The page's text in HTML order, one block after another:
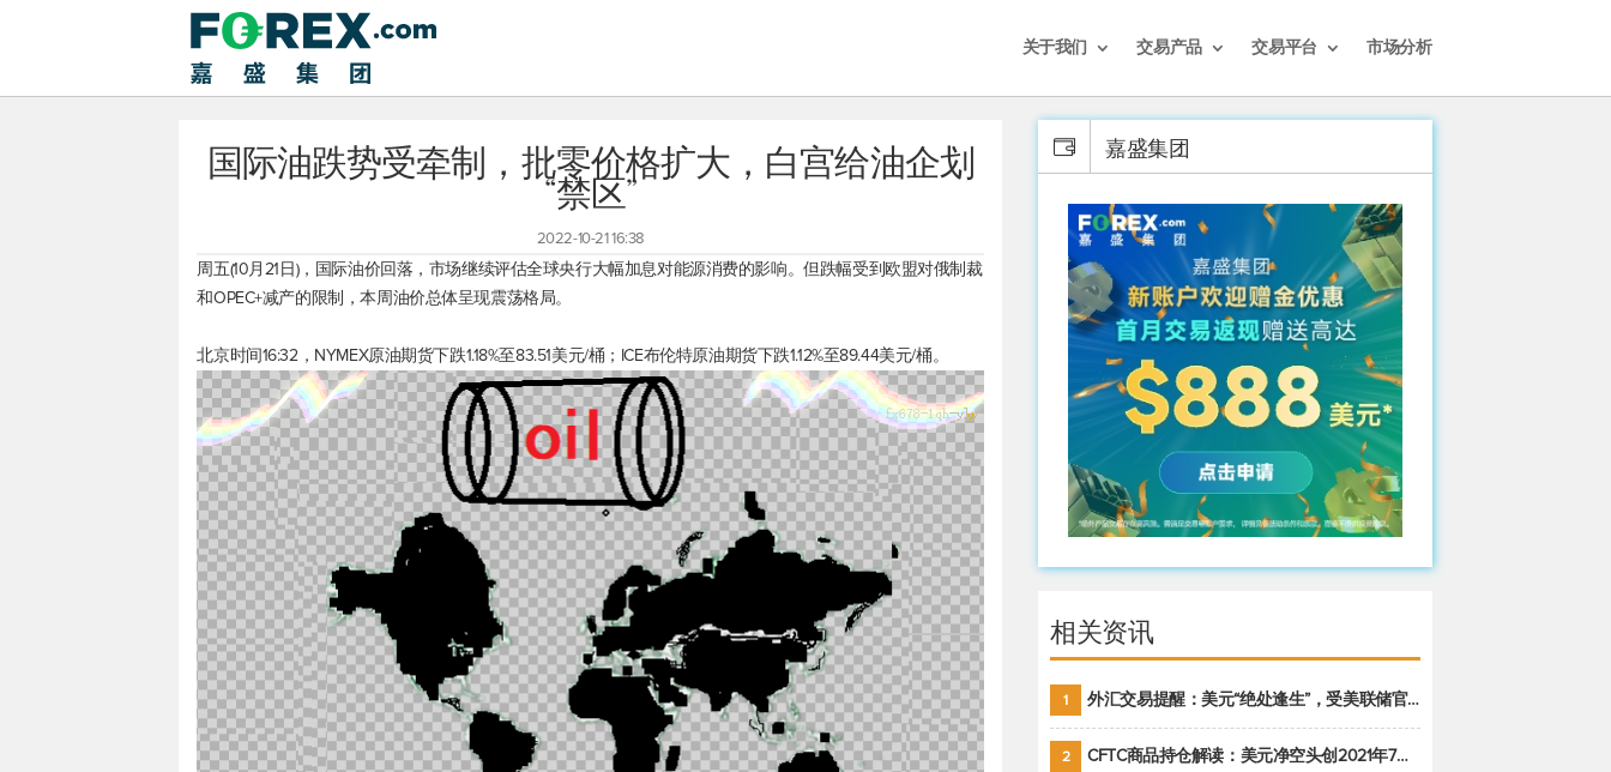
关于我们 交易产品 交易平台 市场分析
国际油跌势受牵制，批零价格扩大，白宫给油企划
“禁区”
2022-10-21 16:38
周五(10月21日)，国际油价回落，市场继续评估全球央行大幅加息对能源消费的影响。但跌幅受到欧盟对俄制裁
和OPEC+减产的限制，本周油价总体呈现震荡格局。
北京时间16:32，NYMEX原油期货下跌1.18%至83.51美元/桶；ICE布伦特原油期货下跌1.12%至89.44美元/桶。
嘉盛集团
相关资讯
1 外汇交易提醒：美元“绝处逢生”，受美联储官员鹰派讲话支撑
2 CFTC商品持仓解读：美元净空头创2021年7月以来最大，黄金期货投机性净多头头寸减少